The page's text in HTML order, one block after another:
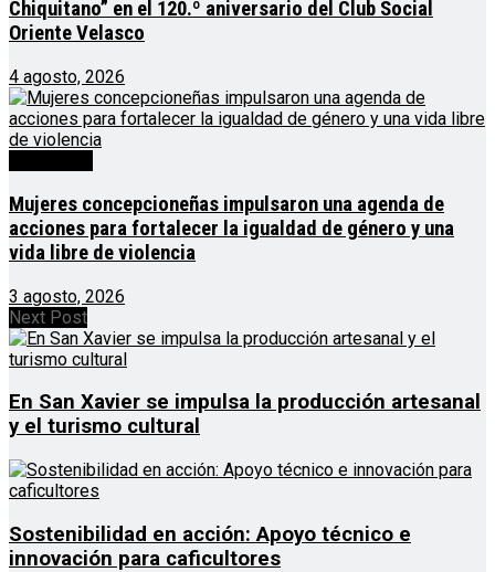
Chiquitano” en el 120.º aniversario del Club Social
Oriente Velasco
4 agosto, 2026
Mujeres concepcioneñas impulsaron una agenda de
acciones para fortalecer la igualdad de género y una
vida libre de violencia
3 agosto, 2026
Next Post
En San Xavier se impulsa la producción artesanal
y el turismo cultural
Sostenibilidad en acción: Apoyo técnico e
innovación para caficultores